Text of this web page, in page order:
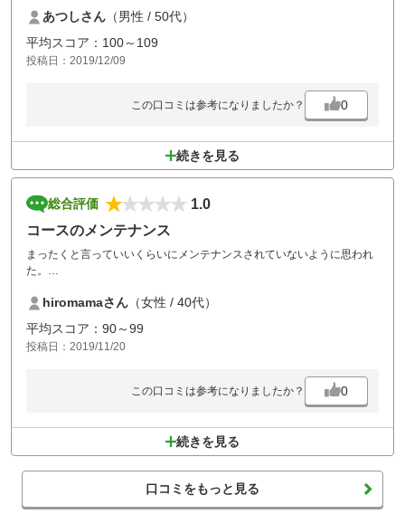
メでしたが楽しくゴルフができまた来たいと思いました。今度は暖かい
シーズンにきます！
あと練習場が豊富でアプローチ、バンカーのコーナーもびっくりしまし
た。
あつしさん （男性 / 50代）
平均スコア：100～109
投稿日：2019/12/09
この口コミは参考になりましたか？ 0
続きを見る
総合評価
1.0
コースのメンテナンス
まったくと言っていいくらいにメンテナンスされていないように思われ
た。
hiromamaさん （女性 / 40代）
平均スコア：90～99
投稿日：2019/11/20
この口コミは参考になりましたか？ 0
続きを見る
口コミをもっと見る